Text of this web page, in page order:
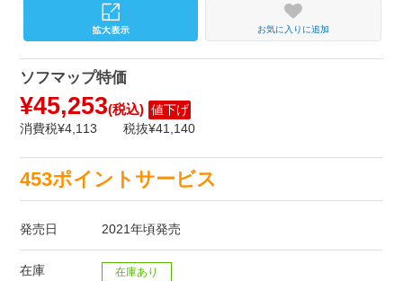
お気に入りに追加
ソフマップ特価
¥45,253(税込) 値下げ
消費税¥4,113
税抜¥41,140
453ポイントサービス
発売日 2021年頃発売
在庫 在庫あり